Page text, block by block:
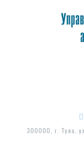
300000, г. Тула,